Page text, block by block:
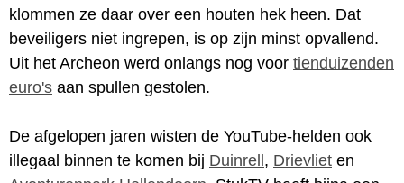
klommen ze daar over een houten hek heen. Dat
beveiligers niet ingrepen, is op zijn minst opvallend.
Uit het Archeon werd onlangs nog voor tienduizenden
euro's aan spullen gestolen.
De afgelopen jaren wisten de YouTube-helden ook
illegaal binnen te komen bij Duinrell, Drievliet en